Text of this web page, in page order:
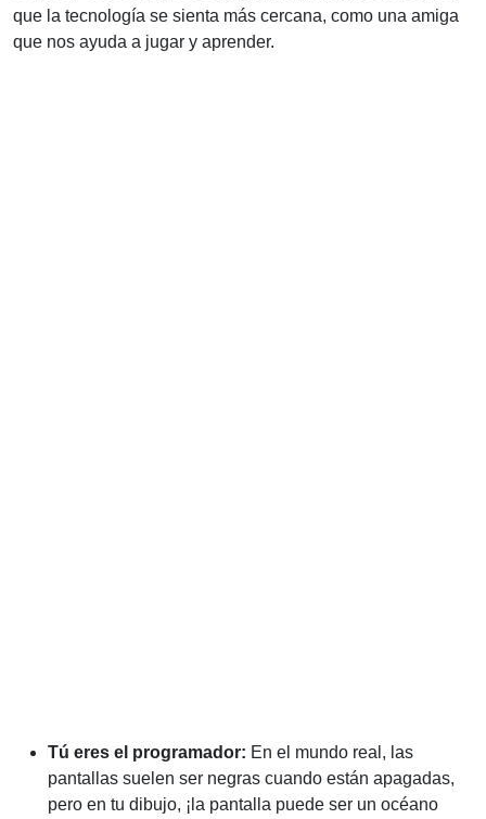
que la tecnología se sienta más cercana, como una amiga
que nos ayuda a jugar y aprender.
Tú eres el programador: En el mundo real, las
pantallas suelen ser negras cuando están apagadas,
pero en tu dibujo, ¡la pantalla puede ser un océano